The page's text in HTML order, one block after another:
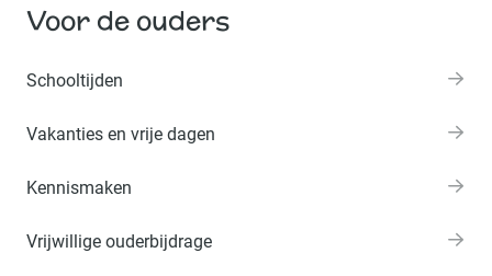
Voor de ouders
Schooltijden
Vakanties en vrije dagen
Kennismaken
Vrijwillige ouderbijdrage